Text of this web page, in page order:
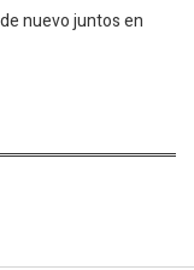
nuevo juntos en